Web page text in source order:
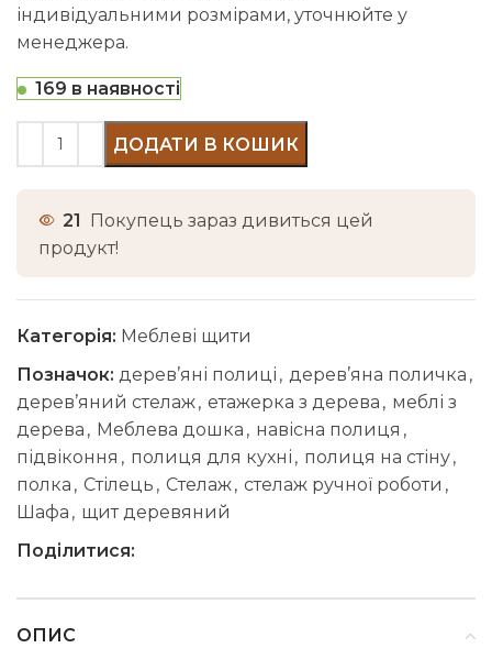
індивідуальними розмірами, уточнюйте у
менеджера.
169 в наявності
ДОДАТИ В КОШИК
21 Покупець зараз дивиться цей
продукт!
Категорія: Меблеві щити
Позначок: дерев’яні полиці , дерев’яна поличка ,
дерев’яний стелаж, етажерка з дерева , меблі з
дерева , Меблева дошка , навісна полиця ,
підвіконня , полиця для кухні , полиця на стіну,
полка , Стілець , Стелаж, стелаж ручної роботи ,
Шафа , щит деревяний
Поділитися:
ОПИС